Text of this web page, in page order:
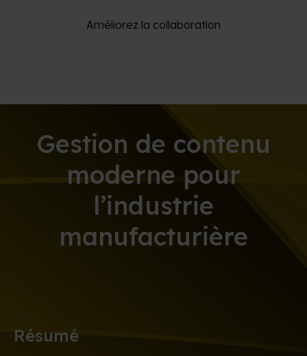
Améliorez la collaboration
Gestion de contenu
moderne pour
l’industrie
manufacturière
Résumé